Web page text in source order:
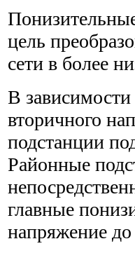
цель
сети в более
В
вторичного
подстанции
Районные
главные
напряжение